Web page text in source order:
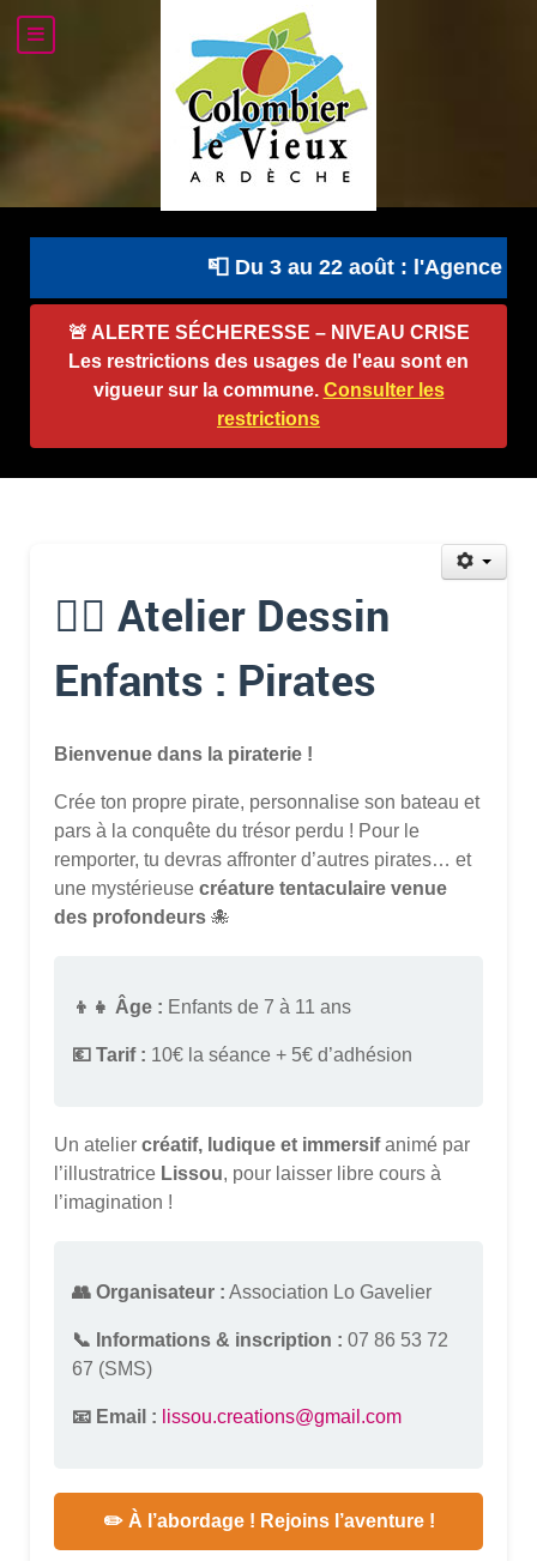
📮 Du 3 au 22 août : l'Agence
🚨 ALERTE SÉCHERESSE – NIVEAU CRISE
Les restrictions des usages de l'eau sont en
vigueur sur la commune. Consulter les
restrictions
🏴‍☠️ Atelier Dessin
Enfants : Pirates
Bienvenue dans la piraterie !
Crée ton propre pirate, personnalise son bateau et
pars à la conquête du trésor perdu ! Pour le
remporter, tu devras affronter d’autres pirates… et
une mystérieuse créature tentaculaire venue
des profondeurs 🐙
👦👧 Âge : Enfants de 7 à 11 ans
💶 Tarif : 10€ la séance + 5€ d’adhésion
Un atelier créatif, ludique et immersifanimé par
l’illustratrice Lissou, pour laisser libre cours à
l’imagination !
👥 Organisateur : Association Lo Gavelier
📞 Informations & inscription : 07 86 53 72
67 (SMS)
📧 Email : lissou.creations@gmail.com
✏️ À l’abordage ! Rejoins l’aventure !